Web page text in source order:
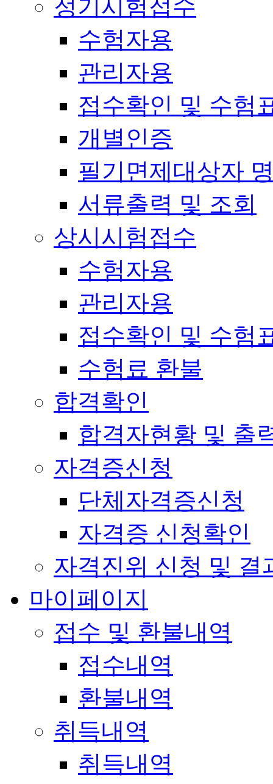
정기시험접수
수험자용
관리자용
접수확인 및 수험
개별인증
필기면제대상자
서류출력 및 조회
상시시험접수
수험자용
관리자용
접수확인 및 수험
수험료 환불
합격확인
합격자현황 및 출
자격증신청
단체자격증신청
자격증 신청확인
자격진위 신청 및 결
마이페이지
접수 및 환불내역
접수내역
환불내역
취득내역
취득내역